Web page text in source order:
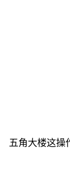
五角大楼这操